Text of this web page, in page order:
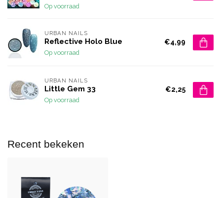
Op voorraad
URBAN NAILS
Reflective Holo Blue
Op voorraad
€4,99
URBAN NAILS
Little Gem 33
Op voorraad
€2,25
Recent bekeken